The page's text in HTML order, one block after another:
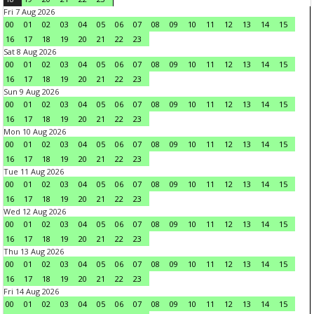
Fri 7 Aug 2026
00
01 02 03 04 05 06 07 08 09 10 11 12 13 14
15
16
17 18 19 20 21 22
23
Sat 8 Aug 2026
00
01 02 03 04 05 06 07 08 09 10 11 12 13 14
15
16
17 18 19 20 21 22
23
Sun 9 Aug 2026
00
01 02 03 04 05 06 07 08 09 10 11 12 13 14
15
16
17 18 19 20 21 22
23
Mon 10 Aug 2026
00
01 02 03 04 05 06 07 08 09 10 11 12 13 14
15
16
17 18 19 20 21 22
23
Tue 11 Aug 2026
00
01 02 03 04 05 06 07 08 09 10 11 12 13 14
15
16
17 18 19 20 21 22
23
Wed 12 Aug 2026
00
01 02 03 04 05 06 07 08 09 10 11 12 13 14
15
16
17 18 19 20 21 22
23
Thu 13 Aug 2026
00
01 02 03 04 05 06 07 08 09 10 11 12 13 14
15
16
17 18 19 20 21 22
23
Fri 14 Aug 2026
00
01 02 03 04 05 06 07 08 09 10 11 12 13 14
15